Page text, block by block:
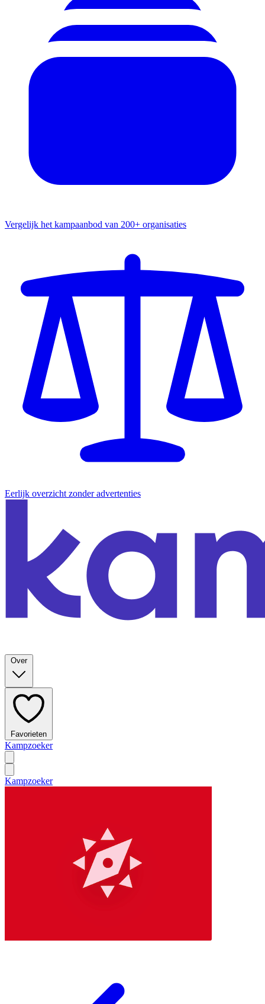
Vergelijk het kampaanbod van 200+ organisaties
Eerlijk overzicht zonder advertenties
Over
Favorieten
Kampzoeker
Kampzoeker